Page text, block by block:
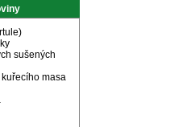
sušených
masa